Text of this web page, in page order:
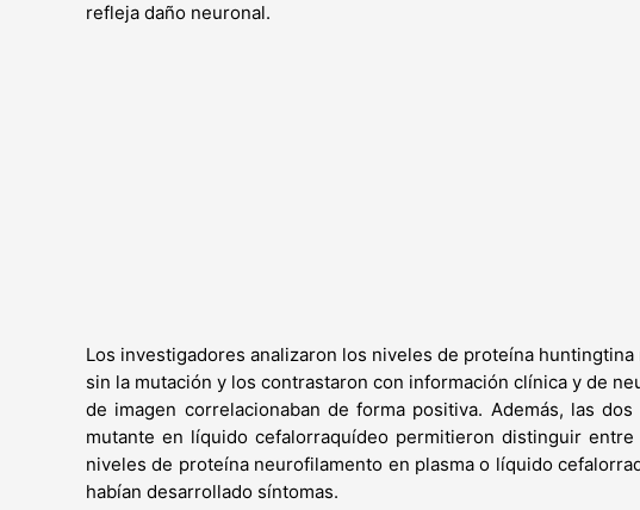
refleja daño neuronal.
Los investigadores analizaron los niveles de proteína
sin la mutación y los contrastaron con información clínica y de
de imagen correlacionaban de forma positiva. Además, las
mutante en líquido cefalorraquídeo permitieron distinguir
niveles de proteína neurofilamento en plasma o líquido
habían desarrollado síntomas.